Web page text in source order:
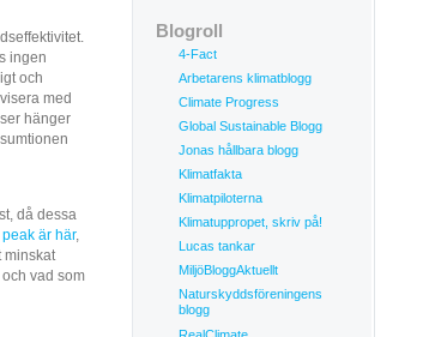
ingen
och
med
hänger
då dessa
är här,
minskat
vad som
Blogroll
4-Fact
Arbetarens klimatblogg
Climate Progress
Global Sustainable Blogg
Jonas hållbara blogg
Klimatfakta
Klimatpiloterna
Klimatuppropet, skriv på!
Lucas tankar
MiljöBloggAktuellt
Naturskyddsföreningens
blogg